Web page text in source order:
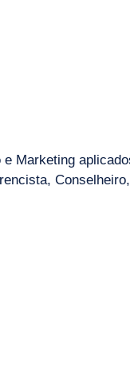
Marketing